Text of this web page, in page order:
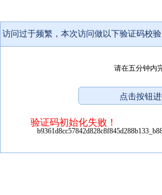
访问过于频繁，本次访问做以下验证码校验
请在五分钟内
验证码初始化失败！